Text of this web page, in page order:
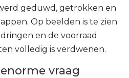
geduwd, getrokken en
Op beelden is te zien
en de voorraad
volledig is verdwenen.
vraag